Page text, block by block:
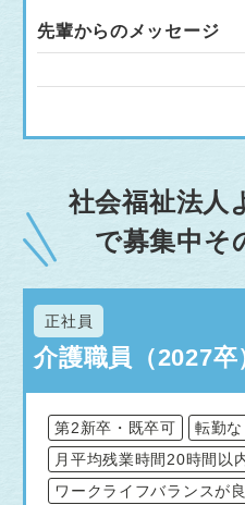
先輩からのメッセージ
社会福祉法人
で募集中そ
正社員
介護職員（2027卒
第2新卒・既卒可 転勤な
月平均残業時間20時間以
ワークライフバランスが